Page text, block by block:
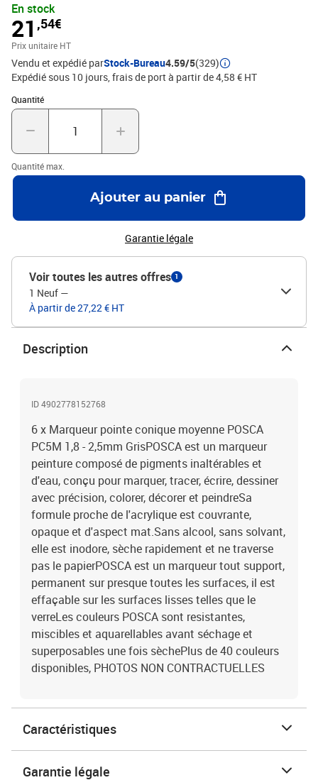
l'acrylique est couvrante, opaque et d'aspect mat.Sans alcool,
sans solvant, elle est inodore, sèche rapidement et ne traverse pas
le papierPOSCA est un marqueur tout support, permanent sur
presque toutes les surfaces, il est effaçable sur les surfaces lisses
telles que le verreLes couleurs POSCA sont resistantes, miscibles
et aquarellables avant séchage et superposables une fois
sèchePlus de 40 couleurs disponibles, PHOTOS NON
CONTRACTUELLES
En stock
21 ,54€
Prix unitaire HT
Vendu et expédié parStock-Bureau4.59/5(329)
Expédié sous 10 jours, frais de port à partir de 4,58 € HT
Quantité
Quantité : 1
Quantité max.
Ajouter au panier
Garantie légale
Voir toutes les autres offres 1
1 Neuf —
À partir de 27,22 € HT
Description
ID 4902778152768
6 x Marqueur pointe conique moyenne POSCA
PC5M 1,8 - 2,5mm GrisPOSCA est un marqueur
peinture composé de pigments inaltérables et
d'eau, conçu pour marquer, tracer, écrire, dessiner
avec précision, colorer, décorer et peindreSa
formule proche de l'acrylique est couvrante,
opaque et d'aspect mat.Sans alcool, sans solvant,
elle est inodore, sèche rapidement et ne traverse
pas le papierPOSCA est un marqueur tout support,
permanent sur presque toutes les surfaces, il est
effaçable sur les surfaces lisses telles que le
verreLes couleurs POSCA sont resistantes,
miscibles et aquarellables avant séchage et
superposables une fois sèchePlus de 40 couleurs
disponibles, PHOTOS NON CONTRACTUELLES
Caractéristiques
Garantie légale